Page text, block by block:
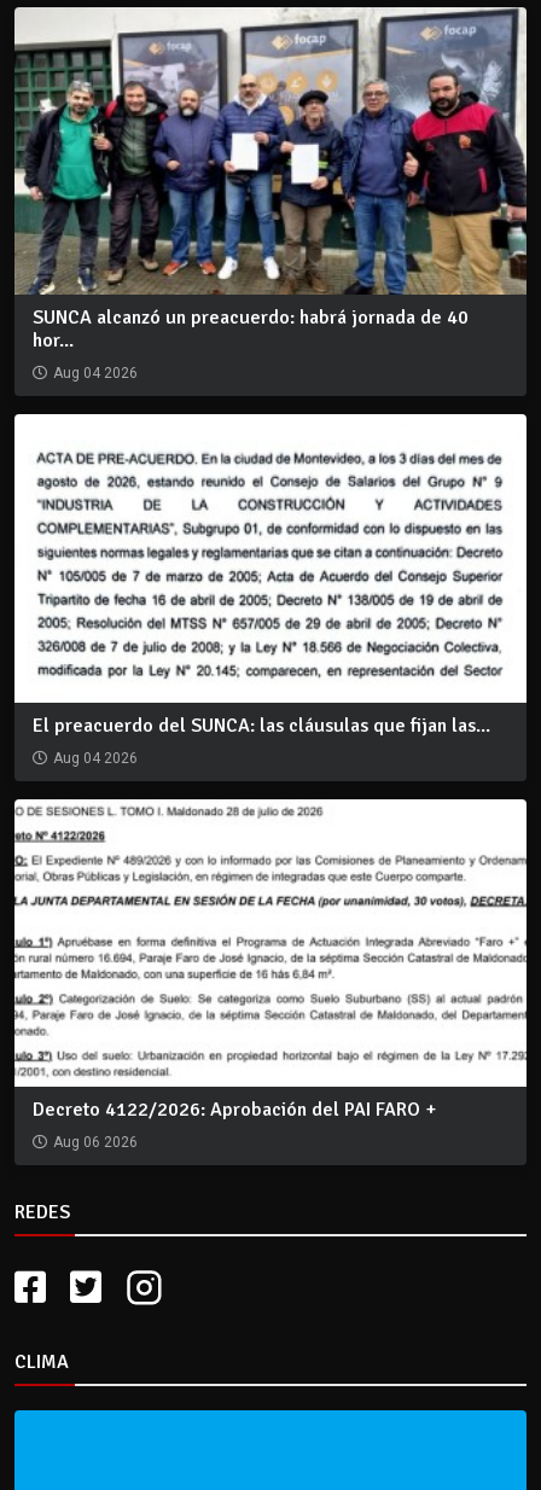
SUNCA alcanzó un preacuerdo: habrá jornada de 40
hor...
Aug 04 2026
El preacuerdo del SUNCA: las cláusulas que fijan las...
Aug 04 2026
Decreto 4122/2026: Aprobación del PAI FARO +
Aug 06 2026
REDES
CLIMA